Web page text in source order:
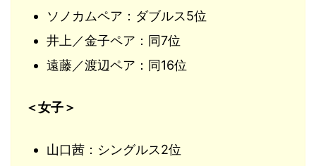
ソノカムペア：ダブルス5位
井上／金子ペア：同7位
遠藤／渡辺ペア：同16位
＜女子＞
山口茜：シングルス2位